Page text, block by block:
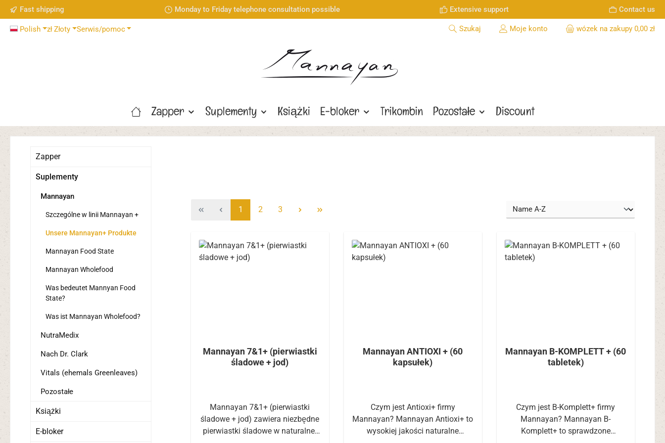
do głównej zawartości
Przejdź do wyszukiwania
Przejdź do głównej nawigacji
Fast shipping Monday to Friday telephone consultation possible Extensive support Contact us
Polish zł Złoty Serwis/pomoc Szukaj Moje konto wózek na zakupy 0,00 zł
Zapper Suplementy Książki E-bloker Trikombin Pozostałe Discount
Zapper
Suplementy
Mannayan
Szczególne w linii Mannayan +
Unsere Mannayan+ Produkte
Mannayan Food State
Mannayan Wholefood
Was bedeutet Mannyan Food
State?
Was ist Mannayan Wholefood?
NutraMedix
Nach Dr. Clark
Vitals (ehemals Greenleaves)
Pozostałe
Książki
E-bloker
Strona
1 Strona
2 Strona
3
Mannayan 7&1+ (pierwiastki
śladowe + jod)
Mannayan 7&1+ (pierwiastki
śladowe + jod) zawiera niezbędne
pierwiastki śladowe w naturalnej
Mannayan ANTIOXI + (60
kapsułek)
Czym jest Antioxi+ firmy
Mannayan? Mannayan Antioxi+ to
wysokiej jakości naturalne
Mannayan B-KOMPLETT + (60
tabletek)
Czym jest B-Komplett+ firmy
Mannayan? Mannayan B-
Komplett+ to sprawdzone